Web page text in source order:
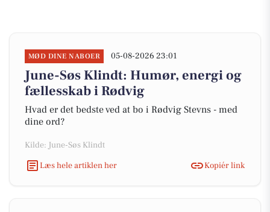
MØD DINE NABOER 05-08-2026 23:01
June-Søs Klindt: Humør, energi og
fællesskab i Rødvig
Hvad er det bedste ved at bo i Rødvig Stevns - med
dine ord?
Kilde: June-Søs Klindt
Læs hele artiklen her
Kopiér link